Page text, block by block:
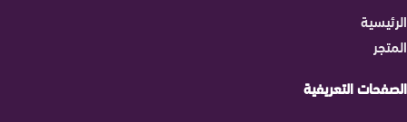
الرئيسية
المتجر
الصفحات التعريفية